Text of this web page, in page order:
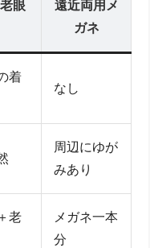
眼
遠近両用メ
ガネ
着
なし
周辺にゆが
みあり
老
メガネ一本
分